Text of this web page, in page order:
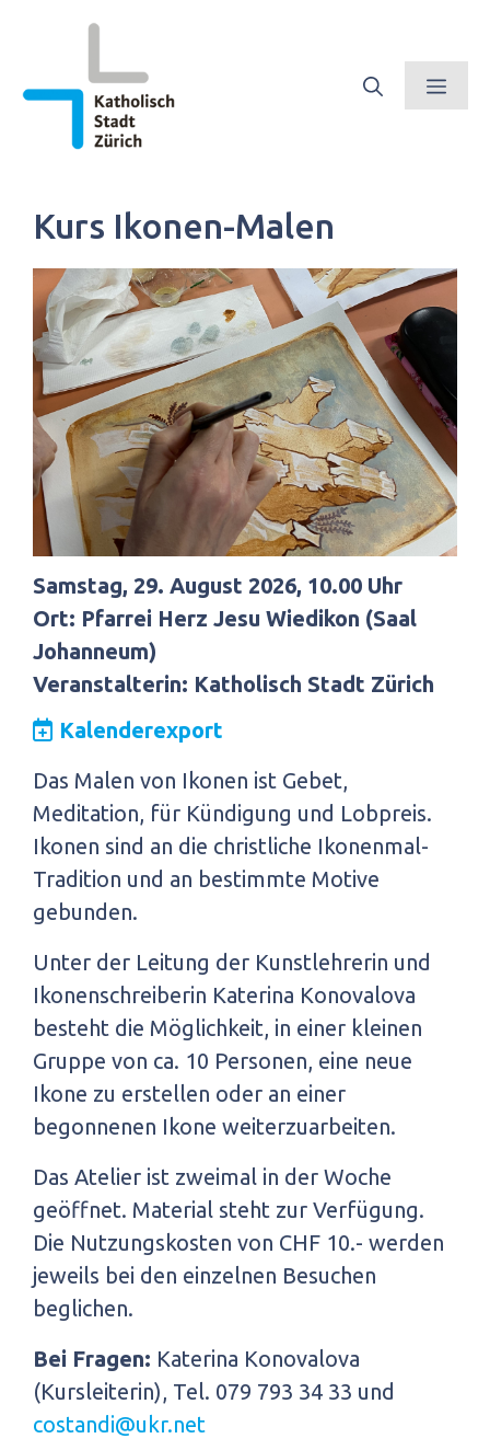
Kurs Ikonen-Malen
Samstag, 29. August 2026, 10.00 Uhr
Ort: Pfarrei Herz Jesu Wiedikon (Saal
Johanneum)
Veranstalterin: Katholisch Stadt Zürich
Kalenderexport
Das Malen von Ikonen ist Gebet,
Meditation, für Kündigung und Lobpreis.
Ikonen sind an die christliche Ikonenmal-
Tradition und an bestimmte Motive
gebunden.
Unter der Leitung der Kunstlehrerin und
Ikonenschreiberin Katerina Konovalova
besteht die Möglichkeit, in einer kleinen
Gruppe von ca. 10 Personen, eine neue
Ikone zu erstellen oder an einer
begonnenen Ikone weiterzuarbeiten.
Das Atelier ist zweimal in der Woche
geöffnet. Material steht zur Verfügung.
Die Nutzungskosten von CHF 10.- werden
jeweils bei den einzelnen Besuchen
beglichen.
Bei Fragen: Katerina Konovalova
(Kursleiterin), Tel. 079 793 34 33 und
costandi@ukr.net